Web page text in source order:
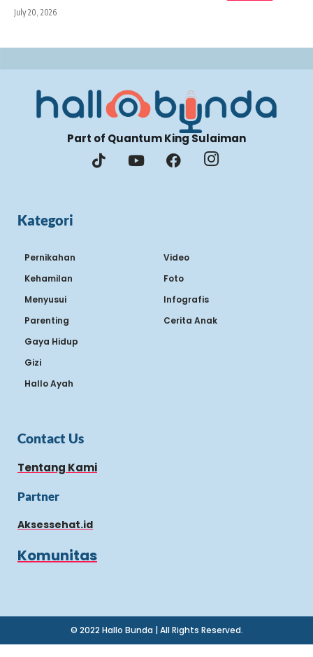
July 20, 2026
Part of Quantum King Sulaiman
Kategori
Pernikahan
Kehamilan
Menyusui
Parenting
Gaya Hidup
Gizi
Hallo Ayah
Video
Foto
Infografis
Cerita Anak
Contact Us
Tentang Kami
Partner
Aksessehat.id
Komunitas
© 2022 Hallo Bunda | All Rights Reserved.